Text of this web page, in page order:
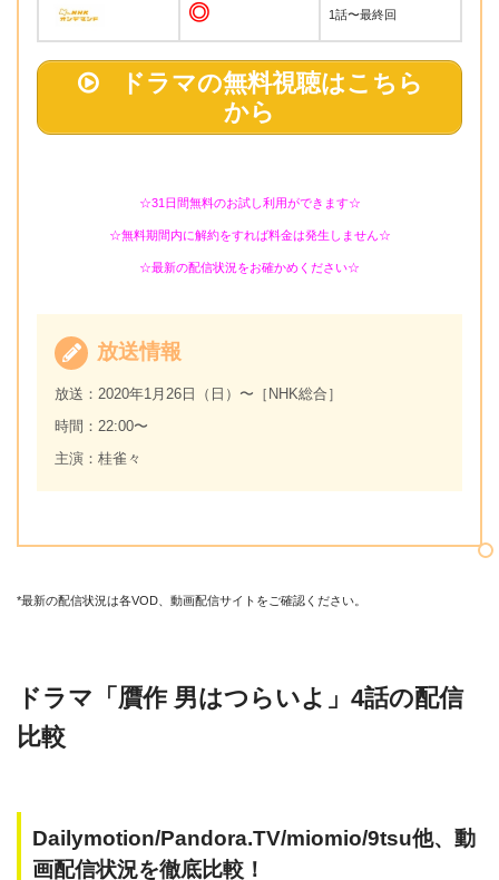
◎ 1話〜最終回
ドラマの無料視聴はこちら
から
☆31日間無料のお試し利用ができます☆
☆無料期間内に解約をすれば料金は発生しません☆
☆最新の配信状況をお確かめください☆
放送情報
放送：2020年1月26日（日）〜［NHK総合］
時間：22:00〜
主演：桂雀々
*最新の配信状況は各VOD、動画配信サイトをご確認ください。
ドラマ「贋作 男はつらいよ」4話の配信
比較
Dailymotion/Pandora.TV/miomio/9tsu他、動
画配信状況を徹底比較！